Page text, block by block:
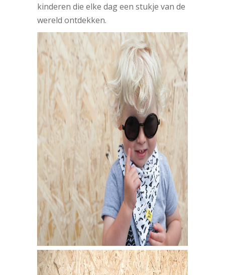
kinderen die elke dag een stukje van de
wereld ontdekken.